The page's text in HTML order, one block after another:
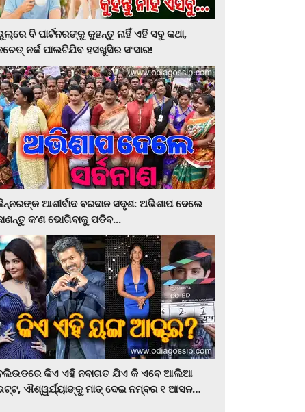
ବି ପାର୍ଟନରଙ୍କୁ କୁହନ୍ତୁ ନାହିଁ ଏହି ସବୁ କଥା,
ନର୍କ ପାଲଟିଯିବ ହସଖୁସିର ସଂସାର!
ଆଶୀର୍ବାଦ ବରଦାନ ସଦୃଶ: ଅଭିଶାପ ଦେଲେ
କ’ଣ ଭୋଗିବାକୁ ପଡିବ...
କିଏ ଏହି ନବାଗତ ଯିଏ କି ଏବେ ଆଲିଆ
ଐଶ୍ୱର୍ଯ୍ୟାଙ୍କୁ ମାତ୍‌ ଦେଇ ନମ୍ବର ୧ ଆସନ